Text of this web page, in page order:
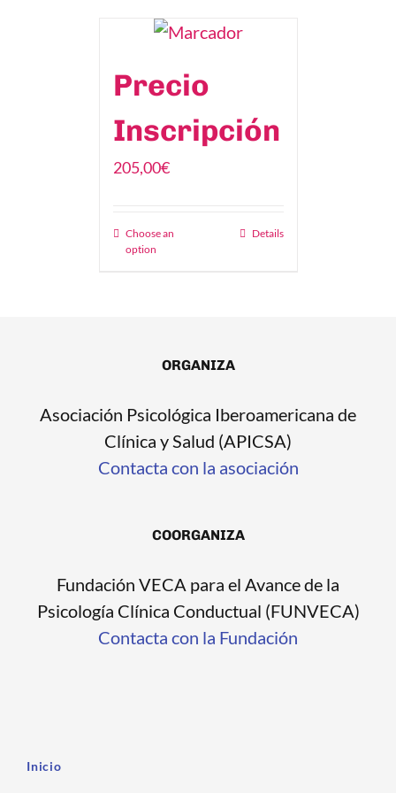
Precio
Inscripción
205,00€
Choose an
option
Details
ORGANIZA
Asociación Psicológica Iberoamericana de
Clínica y Salud (APICSA)
Contacta con la asociación
COORGANIZA
Fundación VECA para el Avance de la
Psicología Clínica Conductual (FUNVECA)
Contacta con la Fundación
Inicio